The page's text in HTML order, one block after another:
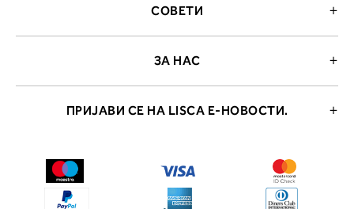
СОВЕТИ
ЗА НАС
ПРИЈАВИ СЕ НА LISCA Е-НОВОСТИ.